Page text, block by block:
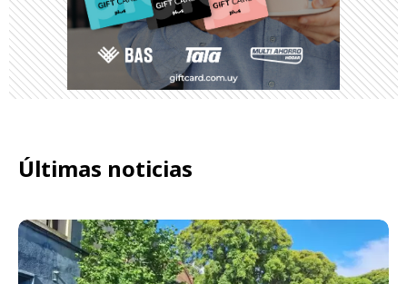
Últimas noticias